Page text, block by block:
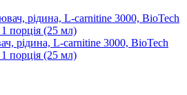
рідина, L-carnitine 3000, BioTech
порція (25 мл)